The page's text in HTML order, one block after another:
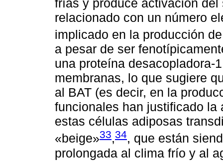
frías y produce activación
relacionado con un número
implicado en la producción
a pesar de ser
una proteína desacopladora-
membranas, lo que sugiere
al BAT (es decir, en la
funcionales han justificado la
estas células adiposas
«beige»33,34, que están
prolongada al clima frío y al